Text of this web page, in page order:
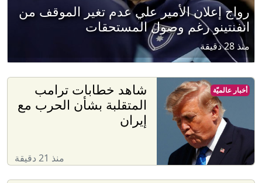
رواج إعلان الأمير علي عدم تغير الموقف من
انفنتينو رغم وصول المستحقات
منذ 28 دقيقة
شاهد خطابات ترامب
المتقلبة بشأن الحرب مع
إيران
منذ 21 دقيقة
أخبار عالميّة